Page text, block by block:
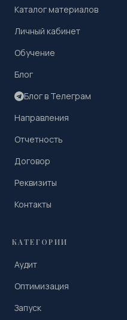
Каталог материалов
Личный кабинет
Обучение
Блог
Блог в Телеграм
Направления
Отчетность
Договор
Реквизиты
Контакты
КАТЕГОРИИ
Аудит
Оптимизация
Запуск